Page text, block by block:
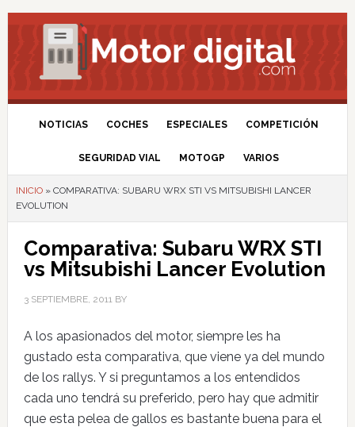
NOTICIAS COCHES ESPECIALES COMPETICIÓN
SEGURIDAD VIAL MOTOGP VARIOS
INICIO» COMPARATIVA: SUBARU WRX STI VS MITSUBISHI LANCER
EVOLUTION
Comparativa: Subaru WRX STI
vs Mitsubishi Lancer Evolution
3 SEPTIEMBRE, 2011BY
A los apasionados del motor, siempre les ha
gustado esta comparativa, que viene ya del mundo
de los rallys. Y si preguntamos a los entendidos
cada uno tendrá su preferido, pero hay que admitir
que esta pelea de gallos es bastante buena para el